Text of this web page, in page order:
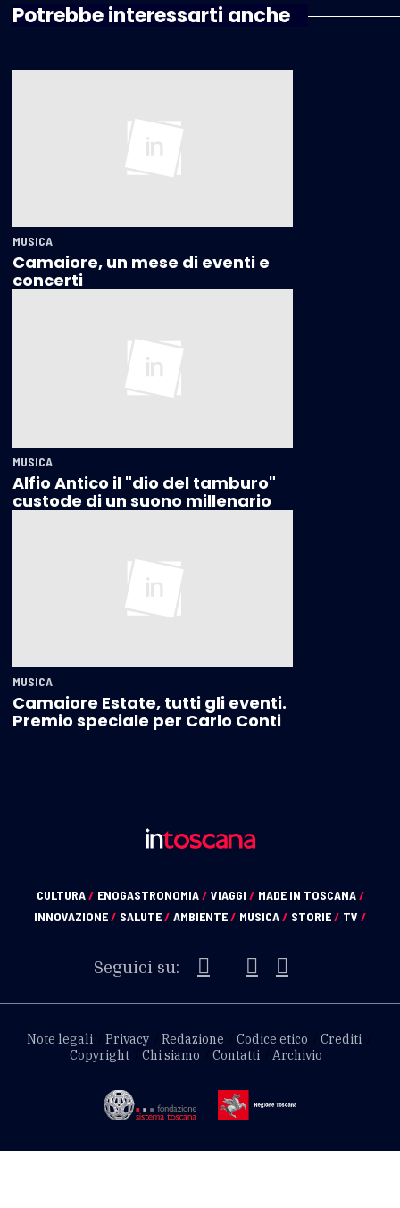
Potrebbe interessarti anche
MUSICA
Camaiore, un mese di eventi e
concerti
MUSICA
Alfio Antico il "dio del tamburo"
custode di un suono millenario
MUSICA
Camaiore Estate, tutti gli eventi.
Premio speciale per Carlo Conti
CULTURA/ ENOGASTRONOMIA/ VIAGGI / MADE IN TOSCANA/
INNOVAZIONE/ SALUTE/ AMBIENTE/ MUSICA/ STORIE/ TV /
Seguici su:
Note legali Privacy Redazione Codice etico
Crediti
Copyright
Chi siamo Contatti Archivio